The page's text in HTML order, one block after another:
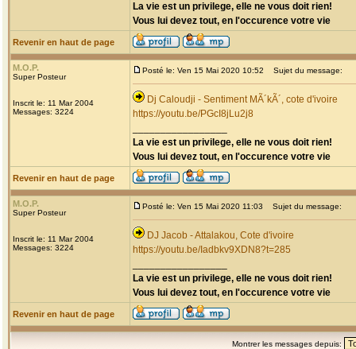
La vie est un privilege, elle ne vous doit rien!
Vous lui devez tout, en l'occurence votre vie
Revenir en haut de page
M.O.P.
Super Posteur
Inscrit le: 11 Mar 2004
Messages: 3224
Posté le: Ven 15 Mai 2020 10:52 Sujet du message:
Dj Caloudji - Sentiment MÃ´kÃ´, cote d'ivoire
https://youtu.be/PGcI8jLu2j8
La vie est un privilege, elle ne vous doit rien!
Vous lui devez tout, en l'occurence votre vie
Revenir en haut de page
M.O.P.
Super Posteur
Inscrit le: 11 Mar 2004
Messages: 3224
Posté le: Ven 15 Mai 2020 11:03 Sujet du message:
DJ Jacob - Attalakou, Cote d'ivoire
https://youtu.be/Iadbkv9XDN8?t=285
La vie est un privilege, elle ne vous doit rien!
Vous lui devez tout, en l'occurence votre vie
Revenir en haut de page
Montrer les messages depuis: